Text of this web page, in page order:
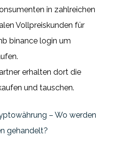
in zahlreichen
Vollpreiskunden für
binance login um
erhalten dort die
und tauschen.
– Wo werden
gehandelt?